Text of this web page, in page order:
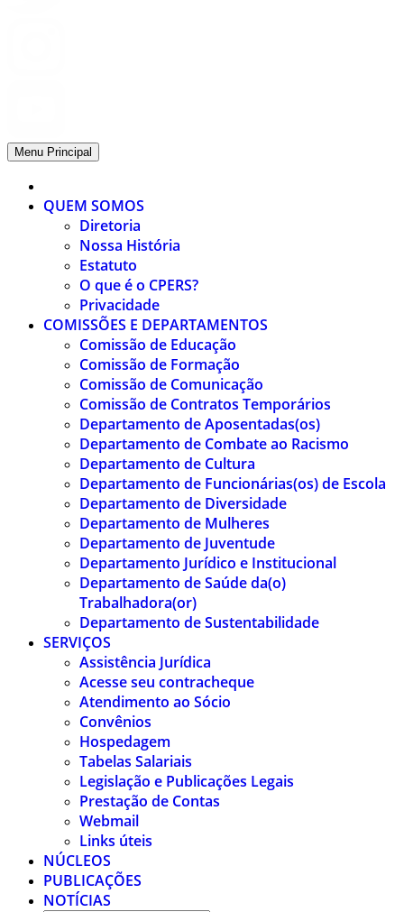
Menu Principal
QUEM SOMOS
Diretoria
Nossa História
Estatuto
O que é o CPERS?
Privacidade
COMISSÕES E DEPARTAMENTOS
Comissão de Educação
Comissão de Formação
Comissão de Comunicação
Comissão de Contratos Temporários
Departamento de Aposentadas(os)
Departamento de Combate ao Racismo
Departamento de Cultura
Departamento de Funcionárias(os) de Escola
Departamento de Diversidade
Departamento de Mulheres
Departamento de Juventude
Departamento Jurídico e Institucional
Departamento de Saúde da(o)
Trabalhadora(or)
Departamento de Sustentabilidade
SERVIÇOS
Assistência Jurídica
Acesse seu contracheque
Atendimento ao Sócio
Convênios
Hospedagem
Tabelas Salariais
Legislação e Publicações Legais
Prestação de Contas
Webmail
Links úteis
NÚCLEOS
PUBLICAÇÕES
NOTÍCIAS